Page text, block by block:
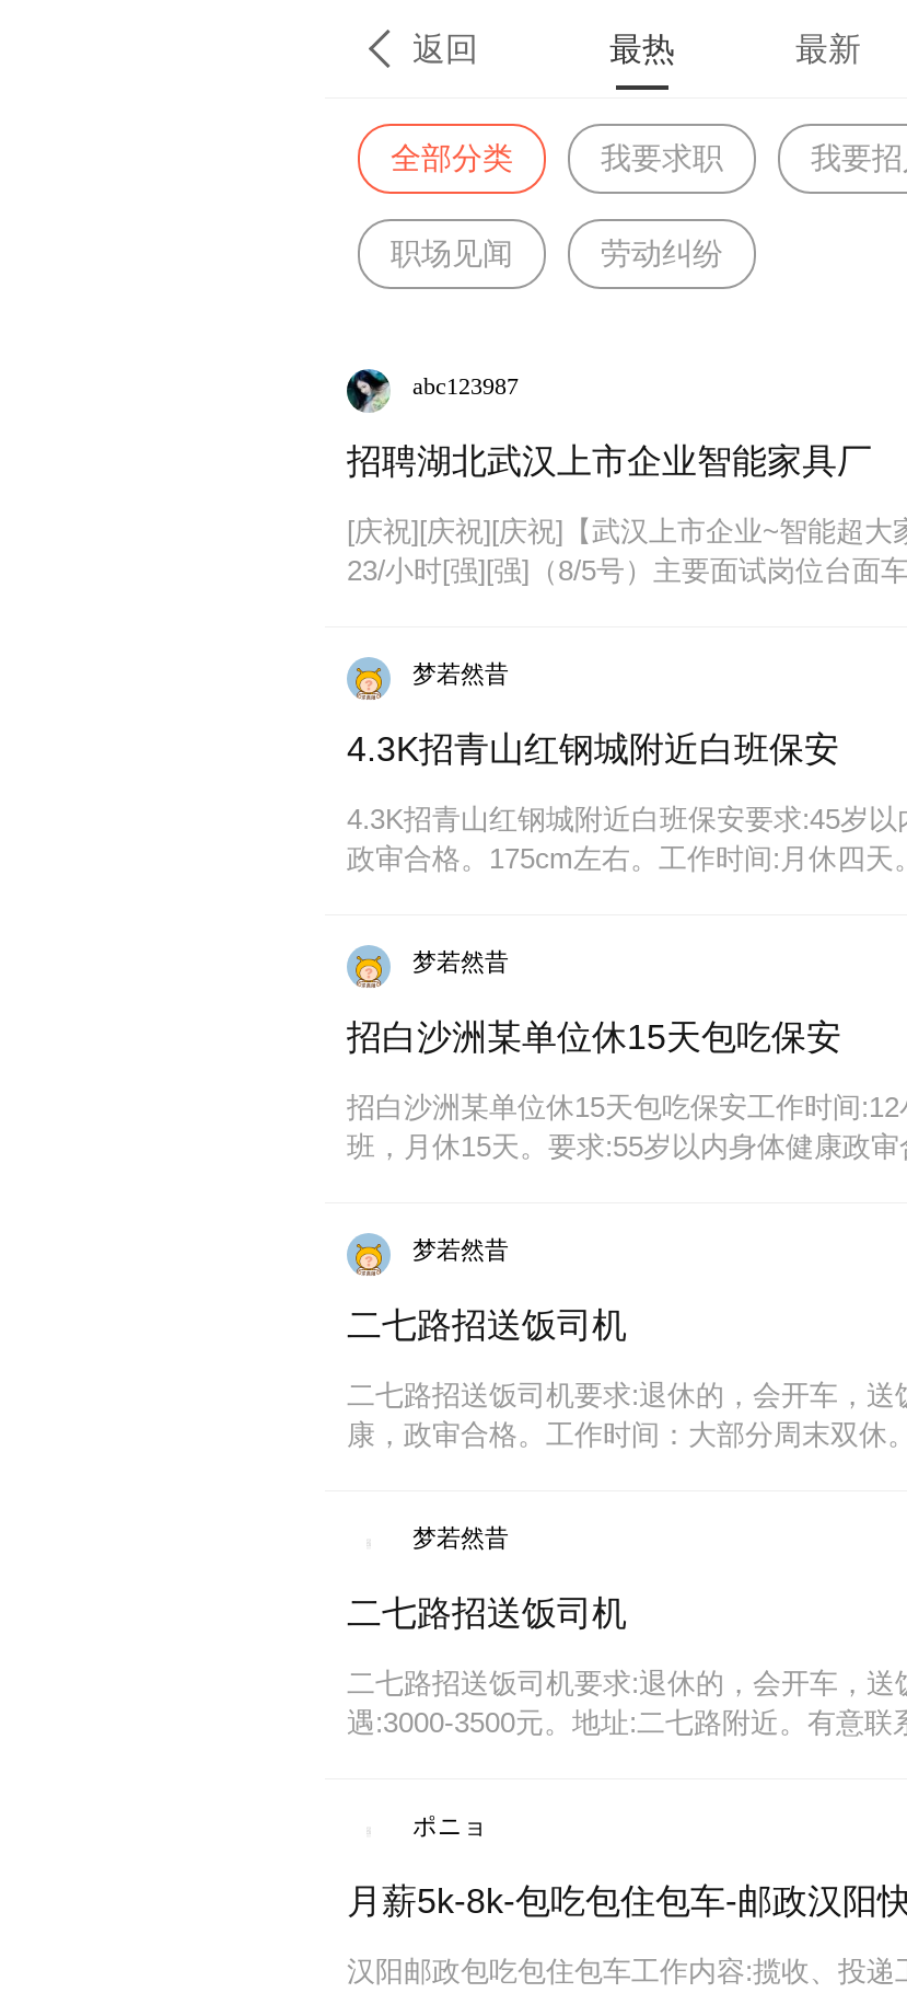
返回 最热 最新
全部分类 我要求职 我要招
职场见闻 劳动纠纷
abc123987
招聘湖北武汉上市企业智能家具厂
[庆祝][庆祝][庆祝]【武汉上市企业~智能超大
23/小时[强][强]（8/5号）主要面试岗位台面
梦若然昔
4.3K招青山红钢城附近白班保安
4.3K招青山红钢城附近白班保安要求:45岁以
政审合格。175cm左右。工作时间:月休四天
梦若然昔
招白沙洲某单位休15天包吃保安
招白沙洲某单位休15天包吃保安工作时间:12
班，月休15天。要求:55岁以内身体健康政
梦若然昔
二七路招送饭司机
二七路招送饭司机要求:退休的，会开车，送
康，政审合格。工作时间：大部分周末双休
梦若然昔
二七路招送饭司机
二七路招送饭司机要求:退休的，会开车，送
遇:3000-3500元。地址:二七路附近。有意联
ポニョ
月薪5k-8k-包吃包住包车-邮政汉阳
汉阳邮政包吃包住包车工作内容:揽收、投递